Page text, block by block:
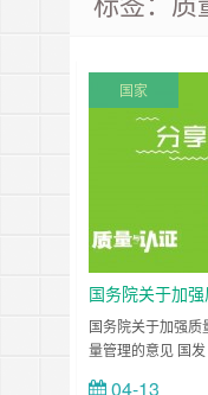
国家
国务院关于加
全面质量管理
国务院关于加强
量管理的意见 国
04-13